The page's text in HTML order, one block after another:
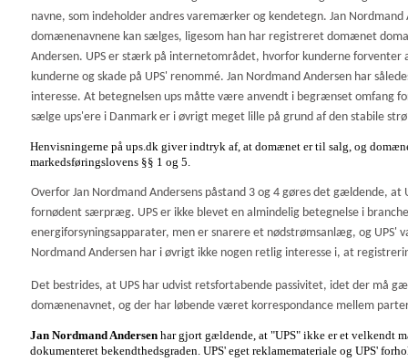
navne, som indeholder andres varemærker og kendetegn. Jan
domænenavnene kan sælges, ligesom han har registreret domænet
Andersen. UPS er stærk på internetområdet, hvorfor kunderne
kunderne og skade på UPS' renommé. Jan Nordmand Andersen har
interesse. At betegnelsen ups måtte være anvendt i begrænset omfang
sælge ups'ere i Danmark er i øvrigt meget lille på grund af den stabile
Henvisningerne på ups.dk giver indtryk af, at domænet er til salg, og
markedsføringslovens §§ 1 og 5.
Overfor Jan Nordmand Andersens påstand 3 og 4 gøres det gældende,
fornødent særpræg. UPS er ikke blevet en almindelig betegnelse i
energiforsyningsapparater, men er snarere et nødstrømsanlæg, og
Nordmand Andersen har i øvrigt ikke nogen retlig interesse i, at
Det bestrides, at UPS har udvist retsfortabende passivitet, idet der må
domænenavnet, og der har løbende været korrespondance mellem
Jan Nordmand Andersen har gjort gældende, at "UPS" ikke er et velkendt
dokumenteret bekendthedsgraden. UPS' eget reklamemateriale og UPS'